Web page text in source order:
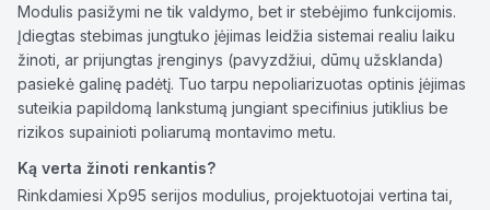
Modulis pasižymi ne tik valdymo, bet ir stebėjimo funkcijomis.
Įdiegtas stebimas jungtuko įėjimas leidžia sistemai realiu laiku
žinoti, ar prijungtas įrenginys (pavyzdžiui, dūmų užsklanda)
pasiekė galinę padėtį. Tuo tarpu nepoliarizuotas optinis įėjimas
suteikia papildomą lankstumą jungiant specifinius jutiklius be
rizikos supainioti poliarumą montavimo metu.
Ką verta žinoti renkantis?
Rinkdamiesi Xp95 serijos modulius, projektuotojai vertina tai,